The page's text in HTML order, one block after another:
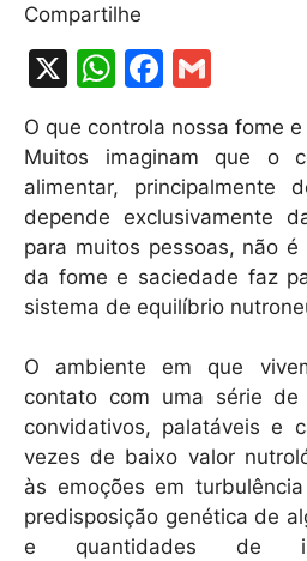
Compartilhe
X
W
at
s
A
p
p
F
c
e
b
o
o
m
ai
l
O que controla nossa fome
Muitos imaginam que o
alimentar, principalmente
depende exclusivamente
para muitos pessoas, não
da fome e saciedade faz
sistema de equilíbrio
O ambiente em que
contato com uma série de
convidativos, palatáveis e
vezes de baixo valor
às emoções em
predisposição genética de
e quantidades de